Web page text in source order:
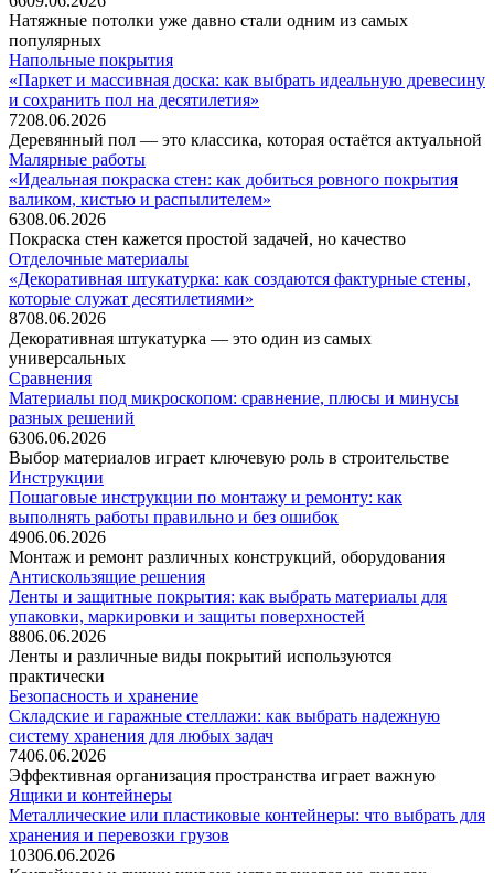
Натяжные потолки уже давно стали одним из самых
популярных
Напольные покрытия
«Паркет и массивная доска: как выбрать идеальную древесину
и сохранить пол на десятилетия»
7208.06.2026
Деревянный пол — это классика, которая остаётся актуальной
Малярные работы
«Идеальная покраска стен: как добиться ровного покрытия
валиком, кистью и распылителем»
6308.06.2026
Покраска стен кажется простой задачей, но качество
Отделочные материалы
«Декоративная штукатурка: как создаются фактурные стены,
которые служат десятилетиями»
8708.06.2026
Декоративная штукатурка — это один из самых
универсальных
Сравнения
Материалы под микроскопом: сравнение, плюсы и минусы
разных решений
6306.06.2026
Выбор материалов играет ключевую роль в строительстве
Инструкции
Пошаговые инструкции по монтажу и ремонту: как
выполнять работы правильно и без ошибок
4906.06.2026
Монтаж и ремонт различных конструкций, оборудования
Антискользящие решения
Ленты и защитные покрытия: как выбрать материалы для
упаковки, маркировки и защиты поверхностей
8806.06.2026
Ленты и различные виды покрытий используются
практически
Безопасность и хранение
Складские и гаражные стеллажи: как выбрать надежную
систему хранения для любых задач
7406.06.2026
Эффективная организация пространства играет важную
Ящики и контейнеры
Металлические или пластиковые контейнеры: что выбрать для
хранения и перевозки грузов
10306.06.2026